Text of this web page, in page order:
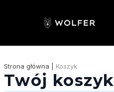
Strona główna Koszyk
Twój koszyk